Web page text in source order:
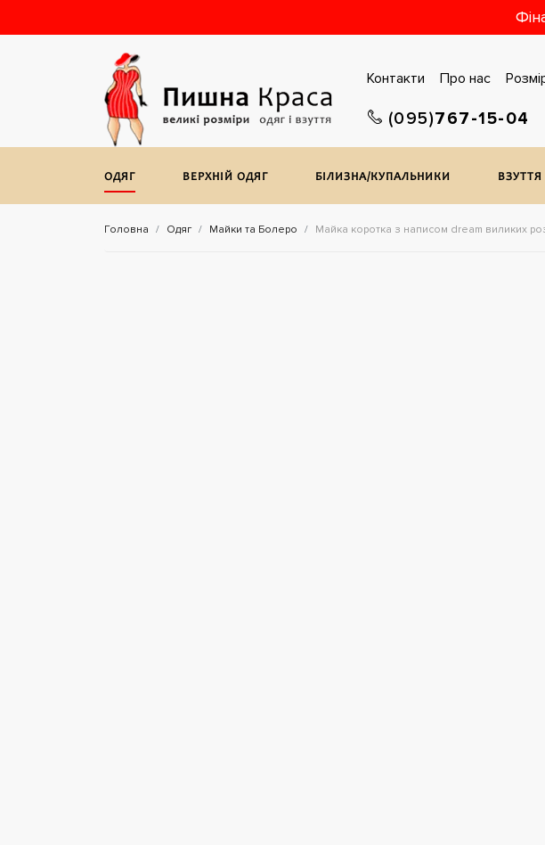
Контакти Про нас
(095)767-15-04
ОДЯГ ВЕРХНIЙ ОДЯГ БІЛИЗНА/КУПАЛЬНИКИ ВЗУТТЯ
Головна Одяг Майки та Болеро Майка коротка з написом dream виликих